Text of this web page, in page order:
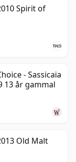
Spirit of
- Sassicaia
13 år gammal
Old Malt